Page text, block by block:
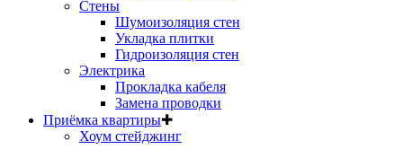
Стены
Шумоизоляция стен
Укладка плитки
Гидроизоляция стен
Электрика
Прокладка кабеля
Замена проводки
Приёмка квартиры✚
Хоум стейджинг